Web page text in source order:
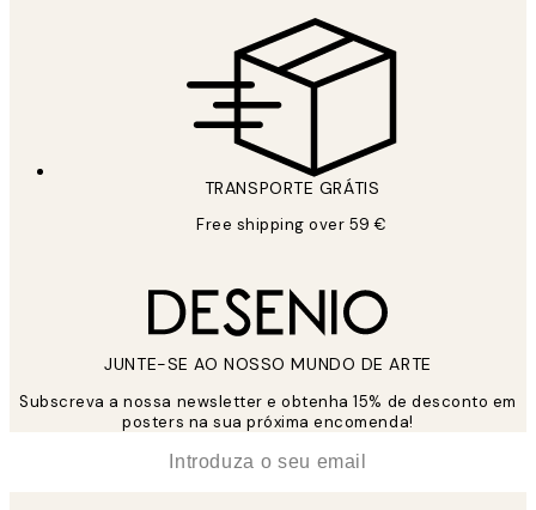
TRANSPORTE GRÁTIS
Free shipping over 59 €
JUNTE-SE AO NOSSO MUNDO DE ARTE
Subscreva a nossa newsletter e obtenha 15% de desconto em
posters na sua próxima encomenda!